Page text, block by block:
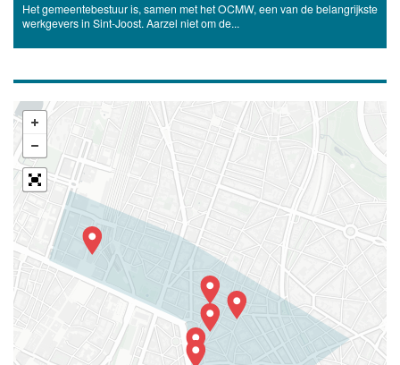
Het gemeentebestuur is, samen met het OCMW, een van de belangrijkste
werkgevers in Sint-Joost. Aarzel niet om de...